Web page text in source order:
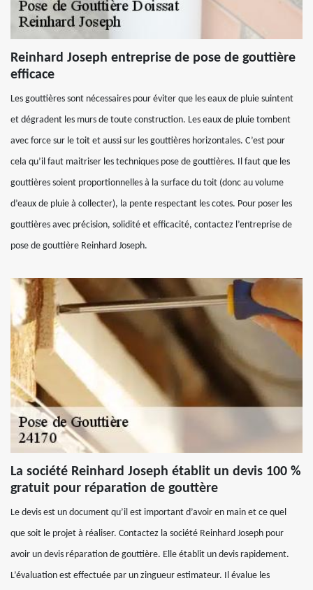
Reinhard Joseph entreprise de pose de gouttière
efficace
Les gouttières sont nécessaires pour éviter que les eaux de pluie suintent
et dégradent les murs de toute construction. Les eaux de pluie tombent
avec force sur le toit et aussi sur les gouttières horizontales. C’est pour
cela qu’il faut maitriser les techniques pose de gouttières. Il faut que les
gouttières soient proportionnelles à la surface du toit (donc au volume
d’eaux de pluie à collecter), la pente respectant les cotes. Pour poser les
gouttières avec précision, solidité et efficacité, contactez l’entreprise de
pose de gouttière Reinhard Joseph.
La société Reinhard Joseph établit un devis 100 %
gratuit pour réparation de gouttère
Le devis est un document qu’il est important d’avoir en main et ce quel
que soit le projet à réaliser. Contactez la société Reinhard Joseph pour
avoir un devis réparation de gouttière. Elle établit un devis rapidement.
L’évaluation est effectuée par un zingueur estimateur. Il évalue les